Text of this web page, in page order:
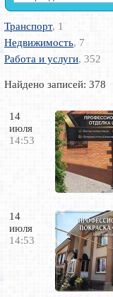
Транспорт, 1
Недвижимость, 7
Работа и услуги, 352
Найдено записей: 378
14
июля
14:53
14
июля
14:53